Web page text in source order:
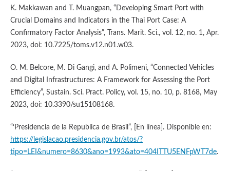
K. Makkawan and T. Muangpan, “Developing Smart Port with
Crucial Domains and Indicators in the Thai Port Case: A
Confirmatory Factor Analysis”, Trans. Marit. Sci., vol. 12, no. 1, Apr.
2023, doi: 10.7225/toms.v12.n01.w03.
O. M. Belcore, M. Di Gangi, and A. Polimeni, “Connected Vehicles
and Digital Infrastructures: A Framework for Assessing the Port
Efficiency”, Sustain. Sci. Pract. Policy, vol. 15, no. 10, p. 8168, May
2023, doi: 10.3390/su15108168.
“‘Presidencia de la Republica de Brasil”, [En línea]. Disponible en:
https://legislacao.presidencia.gov.br/atos/?
tipo=LEI&numero=8630&ano=1993&ato=404ITTU5ENFpWT7de.